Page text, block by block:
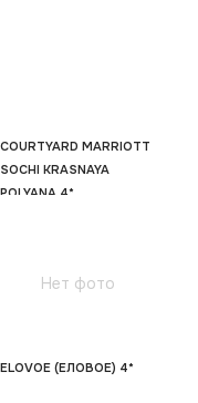
COURTYARD MARRIOTT
SOCHI KRASNAYA
POLYANA 4*
Нет фото
ELOVOE (ЕЛОВОЕ) 4*